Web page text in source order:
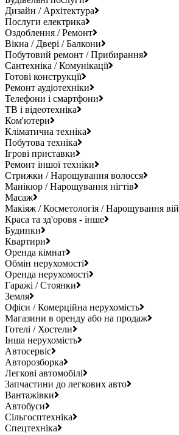
Дизайн / Архітектура
Послуги електрика
Оздоблення / Ремонт
Вікна / Двері / Балкони
Побутовий ремонт / Прибирання
Сантехніка / Комунікації
Готові конструкції
Ремонт аудіотехніки
Телефони і смартфони
ТВ і відеотехніка
Ком'ютери
Кліматична техніка
Побутова техніка
Ігрові приставки
Ремонт іншої техніки
Стрижки / Нарощування волосся
Манікюр / Нарощування нігтів
Масаж
Макіяж / Косметологія / Нарощування вій
Краса та зд'оровя - інше
Будинки
Квартири
Оренда кімнат
Обмін нерухомості
Оренда нерухомості
Гаражі / Стоянки
Земля
Офіси / Комерційна нерухомість
Магазини в оренду або на продаж
Готелі / Хостели
Інша нерухомість
Автосервіс
Авторозборка
Легкові автомобілі
Запчастини до легкових авто
Вантажівки
Автобуси
Сільгосптехніка
Спецтехніка